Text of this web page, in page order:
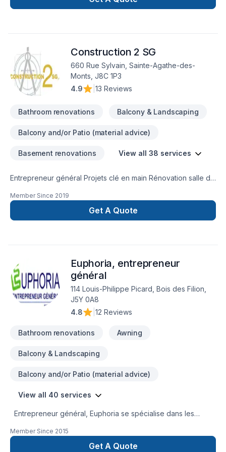
Salle de bain, Sous-sol dans les secteurs de
et un service clé en main irréprochable. Confiez votre projet
à une équipe qui a à cœur votre satisfaction.
Construction 2 SG
660 Rue Sylvain, Sainte-Agathe-des-
Monts, J8C 1P3
4.9
13 Reviews
Bathroom renovations Balcony & Landscaping
Balcony and/or Patio (material advice)
Basement renovations View all 38 services
Entrepreneur général Projets clé en main Rénovation salle de
et une en Estrie pour mieux vous servir
Member Since 2019
Get A Quote
Euphoria, entrepreneur
général
114 Louis-Philippe Picard, Bois des Filion,
J5Y 0A8
4.8
12 Reviews
Bathroom renovations Awning
Balcony & Landscaping
Balcony and/or Patio (material advice)
View all 40 services
Entrepreneur général, Euphoria se spécialise dans les
une liste non exhaustive des services offerts :- Prise en
charge de projet du plan à la finition - projet clé en main-
Member Since 2015
Get A Quote